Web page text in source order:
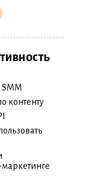
SMM
контенту